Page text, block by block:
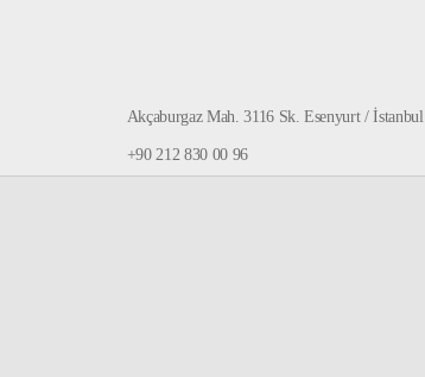
Akçaburgaz Mah. 3116 Sk. Esenyurt / İstanbul
+90 212 830 00 96